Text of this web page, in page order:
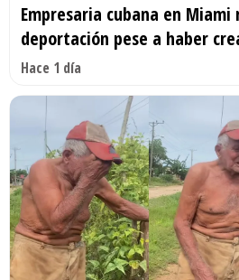
Empresaria cubana en Miami
deportación pese a haber
Hace 1 día